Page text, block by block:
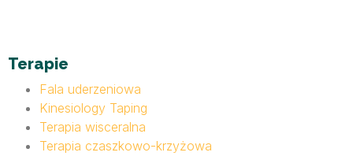
Terapie
Fala uderzeniowa
Kinesiology Taping
Terapia wisceralna
Terapia czaszkowo-krzyżowa